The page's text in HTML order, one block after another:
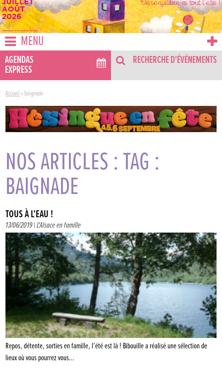
MENU
AGENDAS
EXPRESS
RECHERCHE D'ÉVÉNEMENTS
Accueil » baignade
NOS ARTICLES : TAG :
BAIGNADE
TOUS À L’EAU !
13/06/2019 |L'Alsace en famille
Repos, détente, sorties en famille, l’été est là ! Bibouille a réalisé une sélection de
lieux où vous pourrez vous…